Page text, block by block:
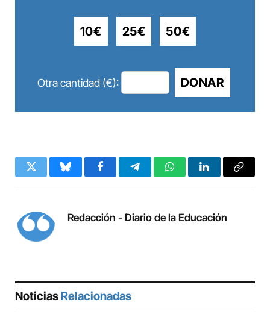
10€ 25€ 50€
Otra cantidad (€): DONAR
Twitter BlueskyFacebookTelegramWhatsAppLinkedInCopy
Redacción - Diario de la Educación
Noticias Relacionadas